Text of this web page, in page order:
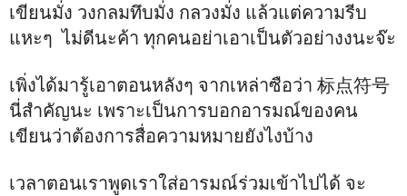
เขียนมั่ง วงกลมทึบมั่ง กลวงมั่ง แล้วแต่ความรีบ
แหะๆ ไม่ดีนะค้า ทุกคนอย่าเอาเป็นตัวอย่างงนะจ๊ะ
เพิ่งได้มารู้เอาตอนหลังๆ จากเหล่าซือว่า 标点符号
นี่สำคัญนะ เพราะเป็นการบอกอารมณ์ของคน
เขียนว่าต้องการสื่อความหมายยังไงบ้าง
เวลาตอนเราพูดเราใส่อารมณ์ร่วมเข้าไปได้ จะ